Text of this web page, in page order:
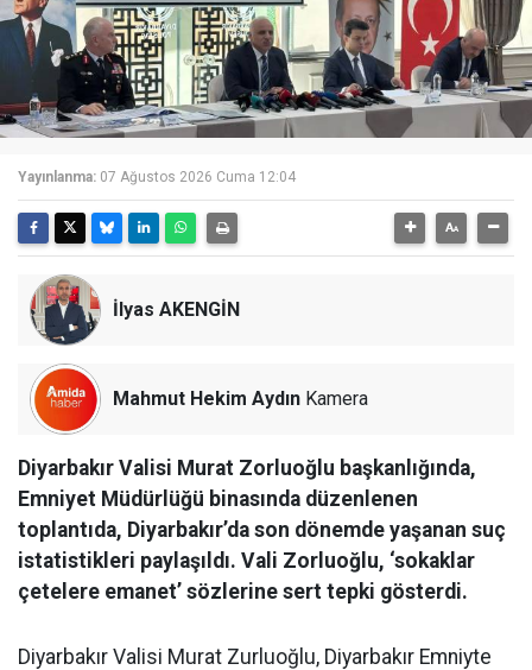
Yayınlanma: 07 Ağustos 2026 Cuma 12:04
İlyas AKENGİN
Mahmut Hekim Aydın Kamera
Diyarbakır Valisi Murat Zorluoğlu başkanlığında,
Emniyet Müdürlüğü binasında düzenlenen
toplantıda, Diyarbakır’da son dönemde yaşanan suç
istatistikleri paylaşıldı. Vali Zorluoğlu, ‘sokaklar
çetelere emanet’ sözlerine sert tepki gösterdi.
Diyarbakır Valisi Murat Zurluoğlu, Diyarbakır Emniyte